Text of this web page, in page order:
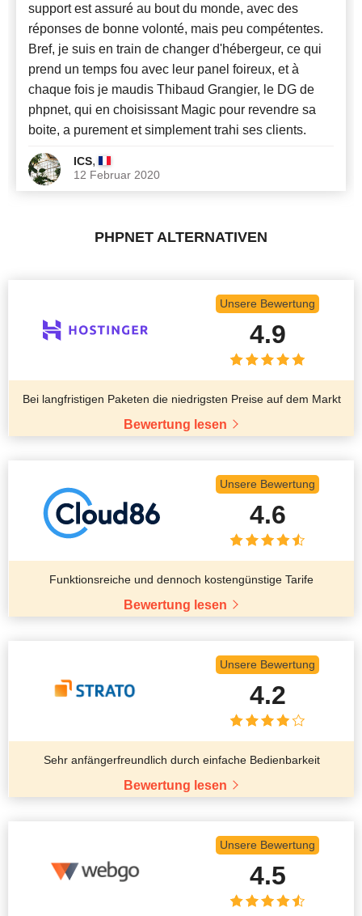
support est assuré au bout du monde, avec des
réponses de bonne volonté, mais peu compétentes.
Bref, je suis en train de changer d'hébergeur, ce qui
prend un temps fou avec leur panel foireux, et à
chaque fois je maudis Thibaud Grangier, le DG de
phpnet, qui en choisissant Magic pour revendre sa
boite, a purement et simplement trahi ses clients.
ICS,
12 Februar 2020
PHPNET ALTERNATIVEN
Unsere Bewertung
4.9
Bei langfristigen Paketen die niedrigsten Preise auf dem Markt
Bewertung lesen
Unsere Bewertung
4.6
Funktionsreiche und dennoch kostengünstige Tarife
Bewertung lesen
Unsere Bewertung
4.2
Sehr anfängerfreundlich durch einfache Bedienbarkeit
Bewertung lesen
Unsere Bewertung
4.5